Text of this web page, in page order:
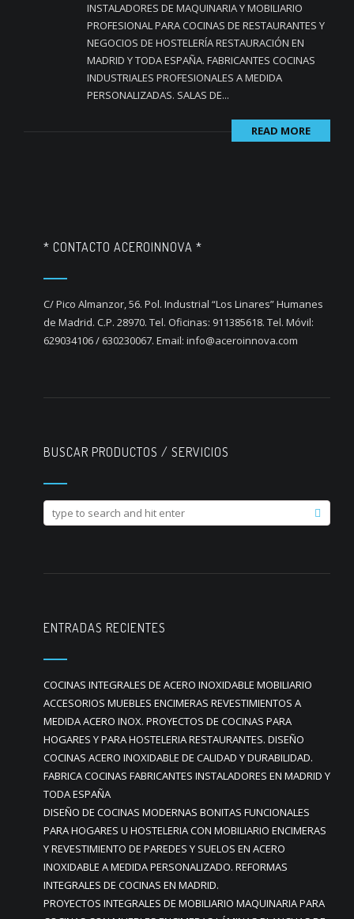
INSTALADORES DE MAQUINARIA Y MOBILIARIO
PROFESIONAL PARA COCINAS DE RESTAURANTES Y
NEGOCIOS DE HOSTELERÍA RESTAURACIÓN EN
MADRID Y TODA ESPAÑA. FABRICANTES COCINAS
INDUSTRIALES PROFESIONALES A MEDIDA
PERSONALIZADAS. SALAS DE...
READ MORE
* CONTACTO ACEROINNOVA *
C/ Pico Almanzor, 56. Pol. Industrial “Los Linares” Humanes
de Madrid. C.P. 28970. Tel. Oficinas: 911385618. Tel. Móvil:
629034106 / 630230067. Email: info@aceroinnova.com
BUSCAR PRODUCTOS / SERVICIOS
ENTRADAS RECIENTES
COCINAS INTEGRALES DE ACERO INOXIDABLE MOBILIARIO
ACCESORIOS MUEBLES ENCIMERAS REVESTIMIENTOS A
MEDIDA ACERO INOX. PROYECTOS DE COCINAS PARA
HOGARES Y PARA HOSTELERIA RESTAURANTES. DISEÑO
COCINAS ACERO INOXIDABLE DE CALIDAD Y DURABILIDAD.
FABRICA COCINAS FABRICANTES INSTALADORES EN MADRID Y
TODA ESPAÑA
DISEÑO DE COCINAS MODERNAS BONITAS FUNCIONALES
PARA HOGARES U HOSTELERIA CON MOBILIARIO ENCIMERAS
Y REVESTIMIENTO DE PAREDES Y SUELOS EN ACERO
INOXIDABLE A MEDIDA PERSONALIZADO. REFORMAS
INTEGRALES DE COCINAS EN MADRID.
PROYECTOS INTEGRALES DE MOBILIARIO MAQUINARIA PARA